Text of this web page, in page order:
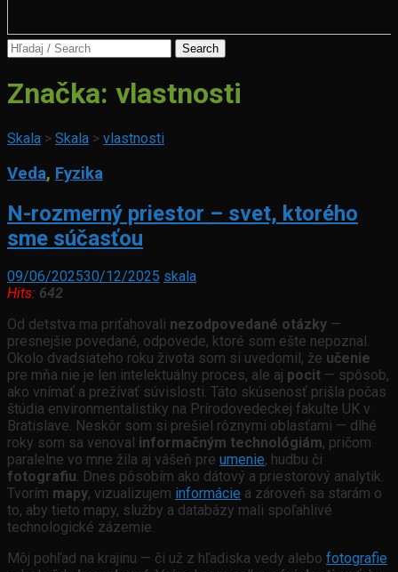
Search
Značka: vlastnosti
Skala > Skala > vlastnosti
Veda, Fyzika
N-rozmerný priestor – svet, ktorého
sme súčasťou
09/06/202530/12/2025 skala
Hits: 642
Od detstva ma priťahovali nezodpovedané otázky —
presnejšie povedané, odpovede, ktoré som ešte nepoznal.
Okolo dvadsiateho roku života som si uvedomil, že učenie
pre mňa nie je len intelektuálny proces, ale aj pocit — spôsob,
ako vnímať a prežívať súvislosti. Táto skúsenosť prišla počas
štúdia environmentalistiky na Prírodovedeckej fakulte UK v
Bratislave. Neskôr som si prešiel rôznymi oblasťami — dlhé
roky som sa venoval informačným technológiám, pričom
paralelne vo mne žila aj vášeň pre umenie, hudbu či
fotografiu. Dnes pôsobím ako dátový a priestorový analytik.
Tvorím mapy, vizualizujem informácie a zároveň sa starám o
to, aby tieto mapy, služby a databázy mali spoľahlivé
technologické zázemie.
Môj pohľad na krajinu — či už z hľadiska vedy alebo fotografie